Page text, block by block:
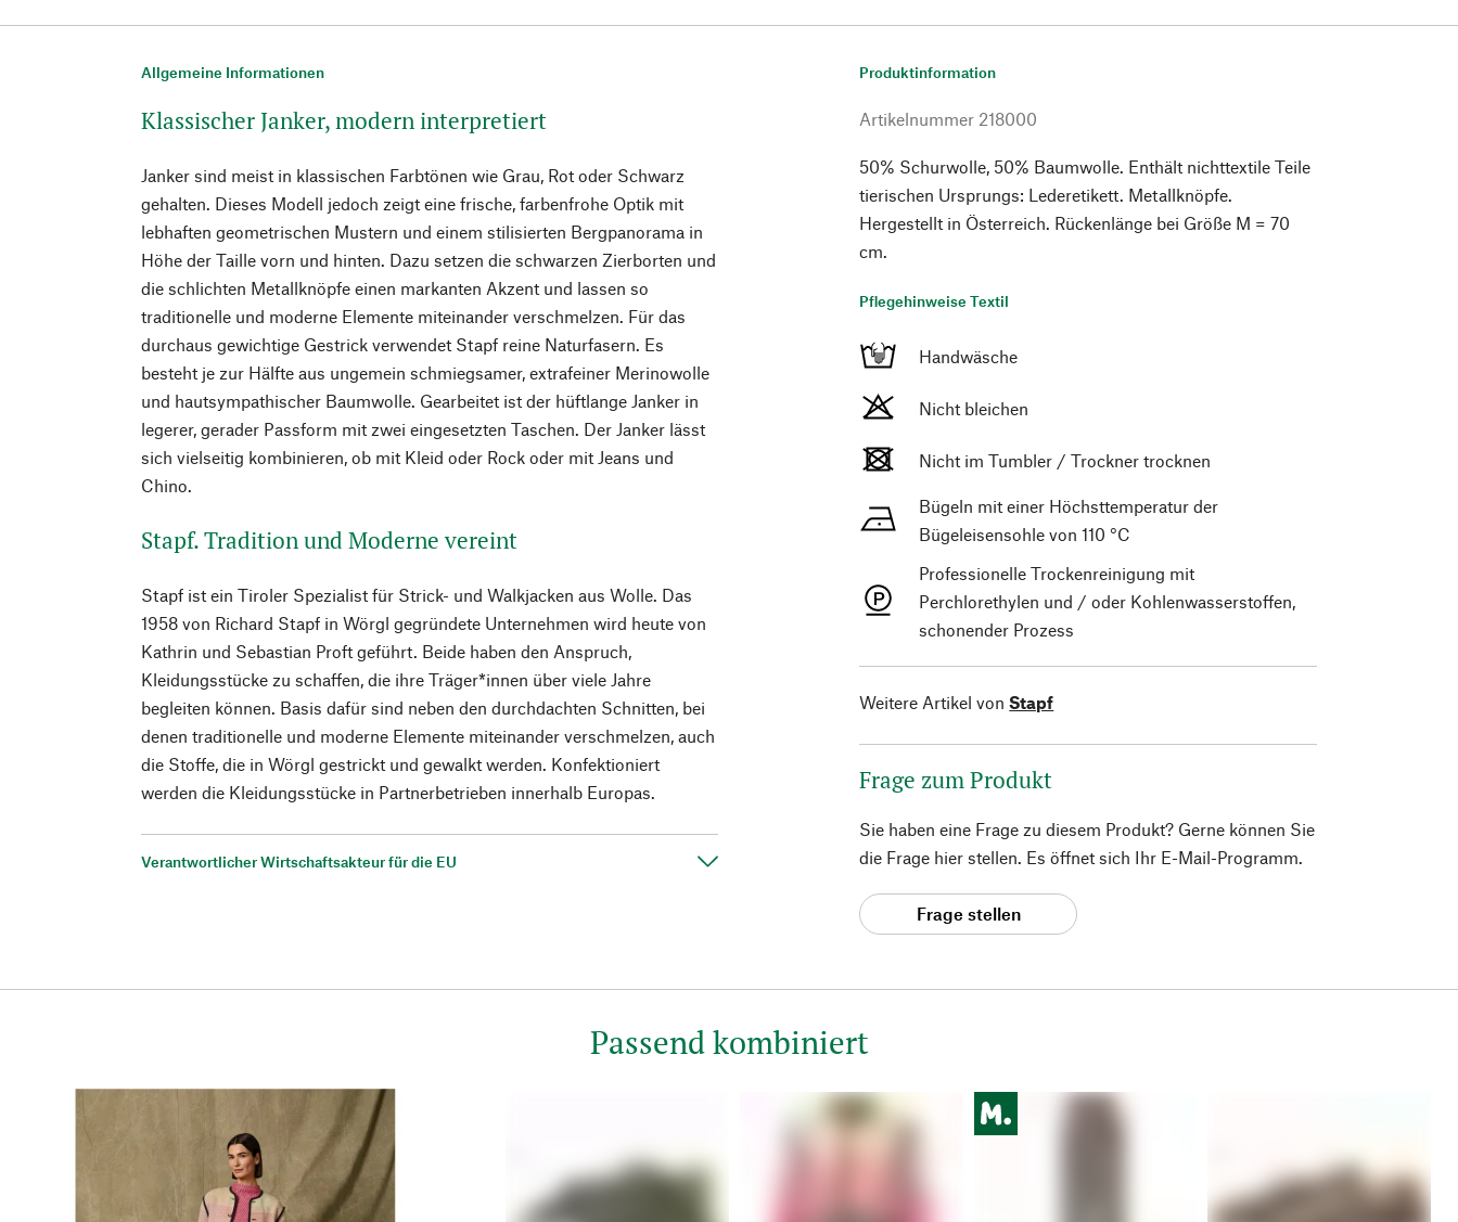
Allgemeine Informationen
Klassischer Janker, modern interpretiert
Janker sind meist in klassischen Farbtönen wie Grau, Rot oder Schwarz
gehalten. Dieses Modell jedoch zeigt eine frische, farbenfrohe Optik mit
lebhaften geometrischen Mustern und einem stilisierten Bergpanorama in
Höhe der Taille vorn und hinten. Dazu setzen die schwarzen Zierborten und
die schlichten Metallknöpfe einen markanten Akzent und lassen so
traditionelle und moderne Elemente miteinander verschmelzen. Für das
durchaus gewichtige Gestrick verwendet Stapf reine Naturfasern. Es
besteht je zur Hälfte aus ungemein schmiegsamer, extrafeiner Merinowolle
und hautsympathischer Baumwolle. Gearbeitet ist der hüftlange Janker in
legerer, gerader Passform mit zwei eingesetzten Taschen. Der Janker lässt
sich vielseitig kombinieren, ob mit Kleid oder Rock oder mit Jeans und
Chino.
Stapf. Tradition und Moderne vereint
Stapf ist ein Tiroler Spezialist für Strick- und Walkjacken aus Wolle. Das
1958 von Richard Stapf in Wörgl gegründete Unternehmen wird heute von
Kathrin und Sebastian Proft geführt. Beide haben den Anspruch,
Kleidungsstücke zu schaffen, die ihre Träger*innen über viele Jahre
begleiten können. Basis dafür sind neben den durchdachten Schnitten, bei
denen traditionelle und moderne Elemente miteinander verschmelzen, auch
die Stoffe, die in Wörgl gestrickt und gewalkt werden. Konfektioniert
werden die Kleidungsstücke in Partnerbetrieben innerhalb Europas.
Verantwortlicher Wirtschaftsakteur für die EU
Produktinformation
Artikelnummer 218000
50% Schurwolle, 50% Baumwolle. Enthält nichttextile Teile
tierischen Ursprungs: Lederetikett. Metallknöpfe.
Hergestellt in Österreich. Rückenlänge bei Größe M = 70
cm.
Pflegehinweise Textil
Handwäsche
Nicht bleichen
Nicht im Tumbler / Trockner trocknen
Bügeln mit einer Höchsttemperatur der
Bügeleisensohle von 110 °C
Professionelle Trockenreinigung mit
Perchlorethylen und / oder Kohlenwasserstoffen,
schonender Prozess
Weitere Artikel von Stapf
Frage zum Produkt
Sie haben eine Frage zu diesem Produkt? Gerne können Sie
die Frage hier stellen. Es öffnet sich Ihr E-Mail-Programm.
Frage stellen
Passend kombiniert